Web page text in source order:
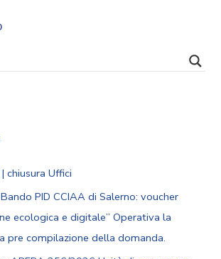
chiusura Uffici
PID CCIAA di Salerno: voucher
ecologica e digitale” Operativa la
pre compilazione della domanda.